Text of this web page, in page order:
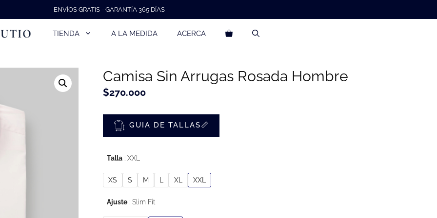
ENVÍOS GRATIS - GARANTÍA 365 DÍAS
TIENDA A LA MEDIDA ACERCA
Camisa Sin Arrugas Rosada Hombre
$270.000
GUIA DE TALLAS📏
Talla XXL
XS S M XL XXL
Ajuste Slim Fit